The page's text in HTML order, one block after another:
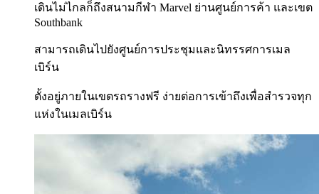
เดินไม่ไกลก็ถึงสนามกีฬา Marvel ย่านศูนย์การค้า และเขต
Southbank
สามารถเดินไปยังศูนย์การประชุมและนิทรรศการเมล
เบิร์น
ตั้งอยู่ภายในเขตรถรางฟรี ง่ายต่อการเข้าถึงเพื่อสำรวจทุก
แห่งในเมลเบิร์น